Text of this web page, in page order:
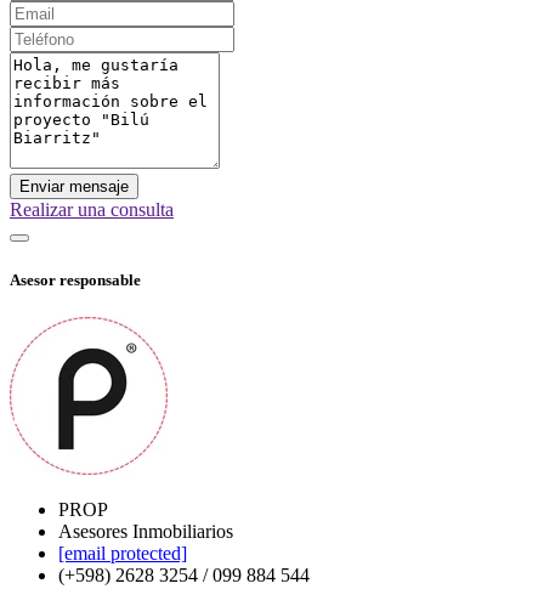
Enviar mensaje
Realizar una consulta
Asesor responsable
PROP
Asesores Inmobiliarios
[email protected]
(+598) 2628 3254 / 099 884 544